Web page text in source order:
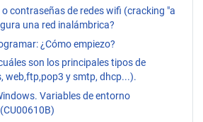
contraseñas de redes wifi (cracking "a
una red inalámbrica?
¿Cómo empiezo?
son los principales tipos de
web,ftp,pop3 y smtp, dhcp...).
Variables de entorno